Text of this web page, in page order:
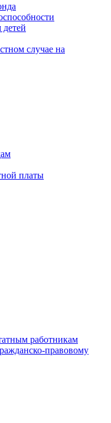
случае на
платы
работникам
правовому